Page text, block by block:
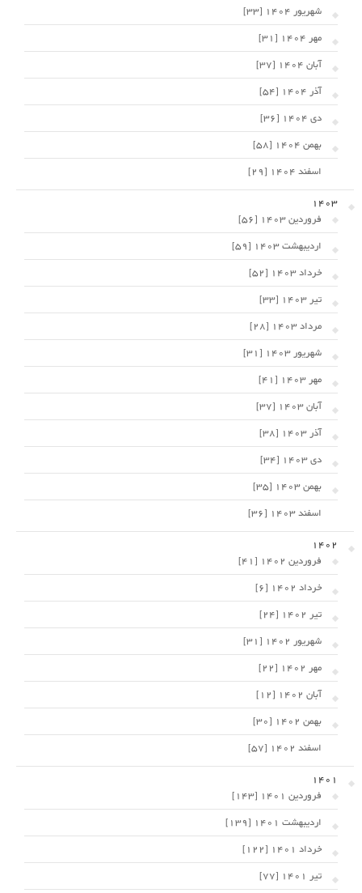
شهریور 1404 [33]
مهر 1404 [31]
آبان 1404 [37]
آذر 1404 [54]
دی 1404 [36]
بهمن 1404 [58]
اسفند 1404 [29]
1403
فروردین 1403 [56]
اردیبهشت 1403 [59]
خرداد 1403 [52]
تیر 1403 [33]
مرداد 1403 [28]
شهریور 1403 [31]
مهر 1403 [41]
آبان 1403 [37]
آذر 1403 [38]
دی 1403 [34]
بهمن 1403 [35]
اسفند 1403 [36]
1402
فروردین 1402 [41]
خرداد 1402 [6]
تیر 1402 [24]
شهریور 1402 [31]
مهر 1402 [22]
آبان 1402 [12]
بهمن 1402 [30]
اسفند 1402 [57]
1401
فروردین 1401 [143]
اردیبهشت 1401 [139]
خرداد 1401 [122]
تیر 1401 [77]